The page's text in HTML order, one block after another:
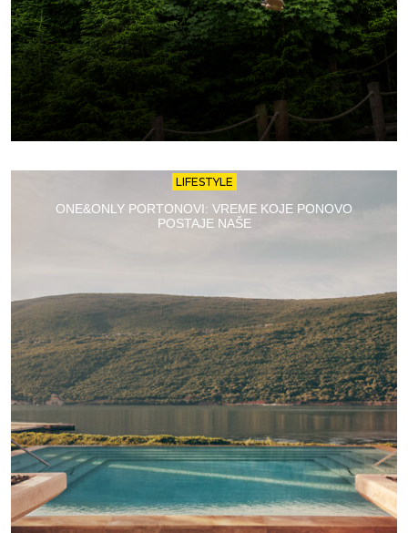
LIFESTYLE
ONE&ONLY PORTONOVI: VREME KOJE PONOVO
POSTAJE NAŠE